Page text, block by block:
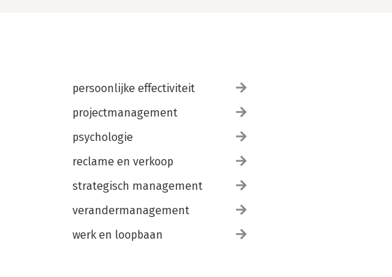
persoonlijke effectiviteit
projectmanagement
psychologie
reclame en verkoop
strategisch management
verandermanagement
werk en loopbaan